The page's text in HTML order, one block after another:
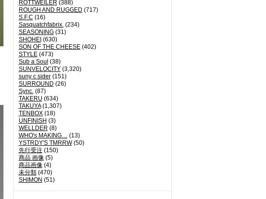
ROTTWEILER (388)
ROUGH AND RUGGED (717)
S.F.C (16)
Sasquatchfabrix.(234)
SEASONING(31)
SHOHEI (630)
SON OF THE CHEESE(402)
STYLE(473)
Sub a Soul (38)
SUNVELOCITY(3,320)
suny c sider(151)
SURROUND (26)
Sync.(87)
TAKERU (634)
TAKUYA(1,307)
TENBOX(18)
UNFINISH (3)
WELLDER (8)
WHO's MAKING… (13)
YSTRDY'S TMRRW(50)
先行受注 (150)
商品 画像(5)
商品画像(4)
未分類(470)
SHIMON (51)